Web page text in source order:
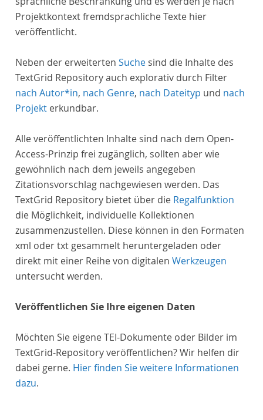
Projektkontext fremdsprachliche Texte hier
veröffentlicht.
Neben der erweiterten Suche sind die Inhalte des
TextGrid Repository auch explorativ durch Filter
nach Autor*in, nach Genre, nach Dateityp und nach
Projekt erkundbar.
Alle veröffentlichten Inhalte sind nach dem Open-
Access-Prinzip frei zugänglich, sollten aber wie
gewöhnlich nach dem jeweils angegeben
Zitationsvorschlag nachgewiesen werden. Das
TextGrid Repository bietet über die Regalfunktion
die Möglichkeit, individuelle Kollektionen
zusammenzustellen. Diese können in den Formaten
xml oder txt gesammelt heruntergeladen oder
direkt mit einer Reihe von digitalen Werkzeugen
untersucht werden.
Veröffentlichen Sie Ihre eigenen Daten
Möchten Sie eigene TEI-Dokumente oder Bilder im
TextGrid-Repository veröffentlichen? Wir helfen dir
dabei gerne. Hier finden Sie weitere Informationen
dazu.